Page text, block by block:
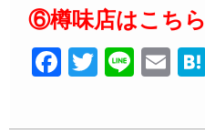
⑥樽味店はこちら
F
c
T
tt
Li
e
E
ail